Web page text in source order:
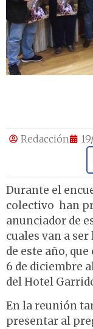
Redacción
Durante el
colectivo han
anunciador de
cuales van a
de este año,
6 de diciembre
del Hotel
En la reunión
presentar al